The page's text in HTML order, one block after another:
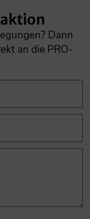
Dann
an die PRO-